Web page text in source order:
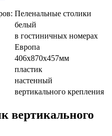
Пеленальные столики
белый
в гостиничных номерах
Европа
406х870х457мм
пластик
настенный
вертикального крепления
вертикального